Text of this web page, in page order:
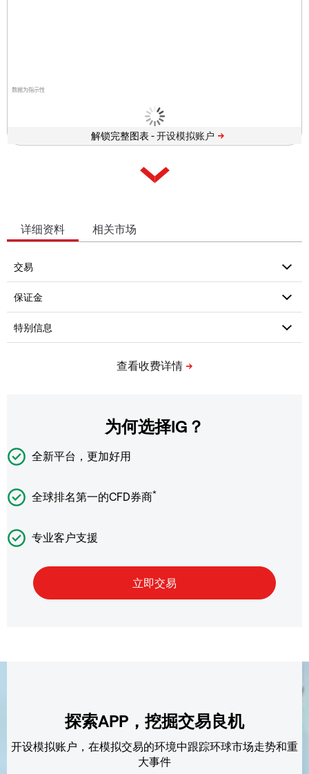
数据为指示性
解锁完整图表 -
详细资料 相关市场
为何选择IG？
全新平台，更加好用
全球排名第一的CFD券商*
专业客户支援
探索APP，挖掘交易良机
开设模拟账户，在模拟交易的环境中跟踪环球市场走势和重
大事件